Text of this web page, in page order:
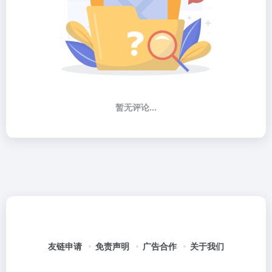
暂无评论...
友链申请 免责声明 广告合作 关于我们